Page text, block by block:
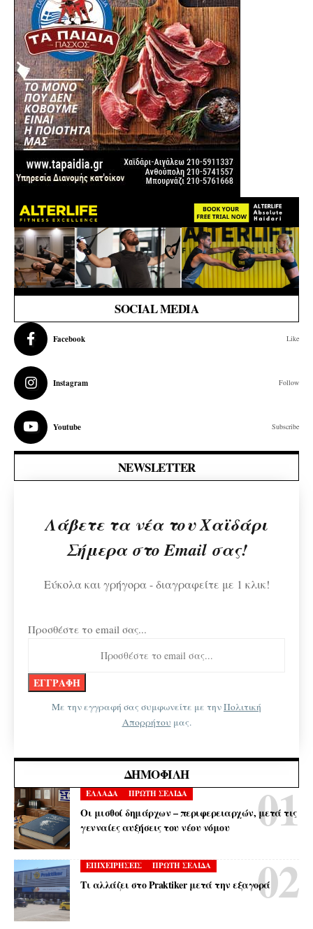
SOCIAL MEDIA
Facebook Like
Instagram Follow
Youtube Subscribe
NEWSLETTER
Λάβετε τα νέα του Χαϊδάρι
Σήμερα στο Email σας!
Εύκολα και γρήγορα - διαγραφείτε με 1 κλικ!
Προσθέστε το email σας...
Με την εγγραφή σας συμφωνείτε με τηνΠολιτική
Απορρήτου μας.
ΔΗΜΟΦΙΛΉ
ΕΛΛΑΔΑ ΠΡΩΤΗ ΣΕΛΙΔΑ
Οι μισθοί δημάρχων – περιφερειαρχών, μετά τις
γενναίες αυξήσεις του νέου νόμου
ΕΠΙΧΕΙΡΗΣΕΙΣ ΠΡΩΤΗ ΣΕΛΙΔΑ
Τι αλλάζει στο Praktiker μετά την εξαγορά